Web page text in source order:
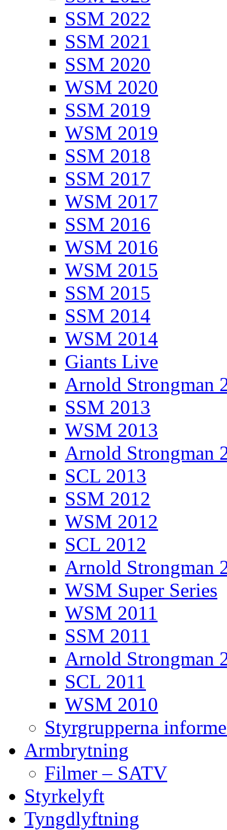
SSM 2022
SSM 2021
SSM 2020
WSM 2020
SSM 2019
WSM 2019
SSM 2018
SSM 2017
WSM 2017
SSM 2016
WSM 2016
WSM 2015
SSM 2015
SSM 2014
WSM 2014
Giants Live
Arnold Strongman
SSM 2013
WSM 2013
Arnold Strongman
SCL 2013
SSM 2012
WSM 2012
SCL 2012
Arnold Strongman
WSM Super Series
WSM 2011
SSM 2011
Arnold Strongman
SCL 2011
WSM 2010
Styrgrupperna
Armbrytning
Filmer – SATV
Styrkelyft
Tyngdlyftning